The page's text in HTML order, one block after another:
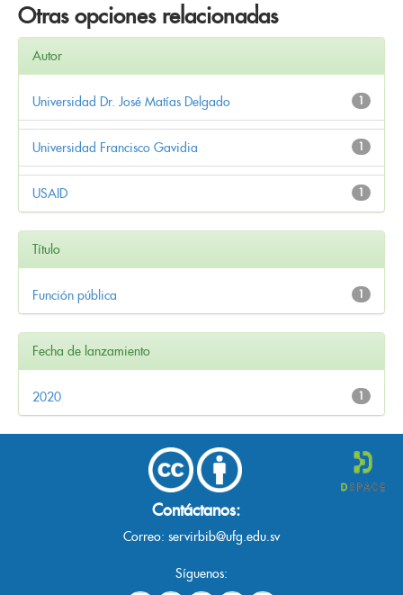
Otras opciones relacionadas
Autor
1
Universidad Dr. José Matías Delgado
1
Universidad Francisco Gavidia
1
USAID
Título
1
Función pública
Fecha de lanzamiento
1
2020
Contáctanos:
Correo: servirbib@ufg.edu.sv
Síguenos: